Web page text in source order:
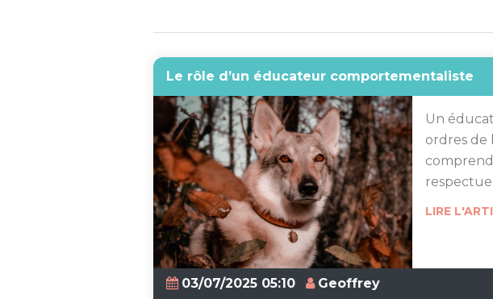
Le rôle d’un éducateur comportementaliste
Un
ordres de
LIRE
03/07/2025 05:10 Geoffrey